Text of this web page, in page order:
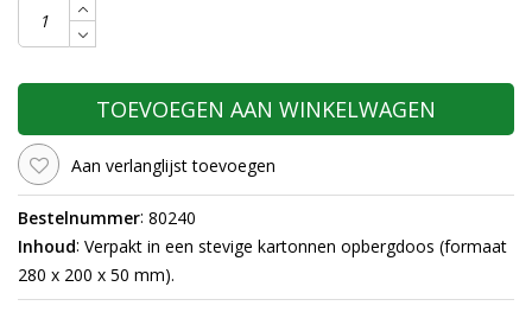
TOEVOEGEN AAN WINKELWAGEN
Aan verlanglijst toevoegen
Bestelnummer: 80240
Inhoud: Verpakt in een stevige kartonnen opbergdoos (formaat
280 x 200 x 50 mm).